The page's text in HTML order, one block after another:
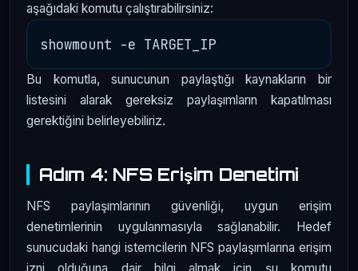
aşağıdaki komutu çalıştırabilirsiniz:
Bu komutla, sunucunun paylaştığı kaynakların bir
listesini alarak gereksiz paylaşımların kapatılması
gerektiğini belirleyebiliriz.
Adım 4: NFS Erişim Denetimi
NFS paylaşımlarının güvenliği, uygun erişim
denetimlerinin uygulanmasıyla sağlanabilir. Hedef
sunucudaki hangi istemcilerin NFS paylaşımlarına erişim
izni olduğuna dair bilgi almak için şu komutu